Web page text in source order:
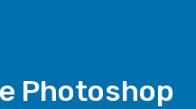
Photoshop